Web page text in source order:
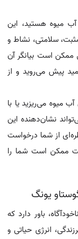
میوه هستید، این
سلامتی، نشاط و
ممکن است بیانگر آن
پیش می‌روید و از
میوه می‌ریزید یا با
نشان‌دهنده این
از شما درخواست
ممکن است شما را
یونگ
باور دارد که
انرژی حیاتی و